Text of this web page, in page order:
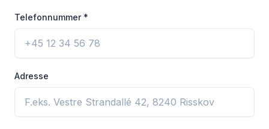
Telefonnummer*
Adresse